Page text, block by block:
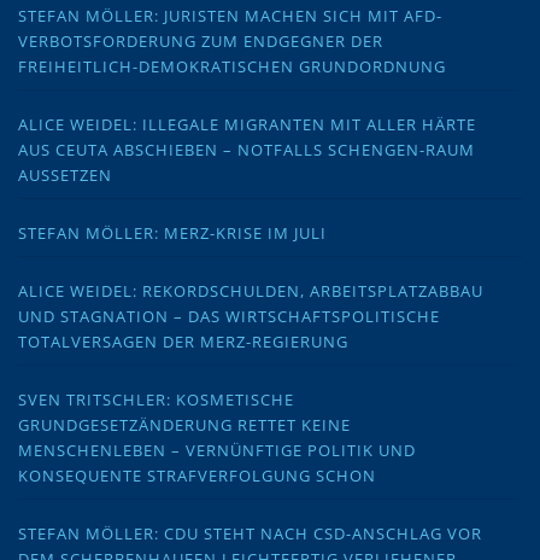
STEFAN MÖLLER: JURISTEN MACHEN SICH MIT AFD-
VERBOTSFORDERUNG ZUM ENDGEGNER DER
FREIHEITLICH-DEMOKRATISCHEN GRUNDORDNUNG
ALICE WEIDEL: ILLEGALE MIGRANTEN MIT ALLER HÄRTE
AUS CEUTA ABSCHIEBEN – NOTFALLS SCHENGEN-RAUM
AUSSETZEN
STEFAN MÖLLER: MERZ-KRISE IM JULI
ALICE WEIDEL: REKORDSCHULDEN, ARBEITSPLATZABBAU
UND STAGNATION – DAS WIRTSCHAFTSPOLITISCHE
TOTALVERSAGEN DER MERZ-REGIERUNG
SVEN TRITSCHLER: KOSMETISCHE
GRUNDGESETZÄNDERUNG RETTET KEINE
MENSCHENLEBEN – VERNÜNFTIGE POLITIK UND
KONSEQUENTE STRAFVERFOLGUNG SCHON
STEFAN MÖLLER: CDU STEHT NACH CSD-ANSCHLAG VOR